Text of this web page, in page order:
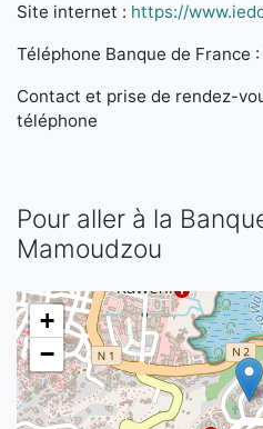
Site internet : https://
Téléphone Banque de France :
Contact et prise de rendez-
téléphone
Pour aller à la
Mamoudzou
+
−